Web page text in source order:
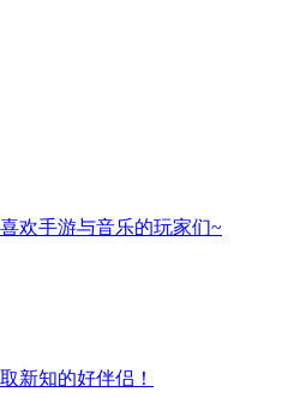
欢手游与音乐的玩家们~
新知的好伴侣！